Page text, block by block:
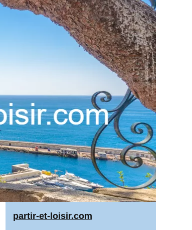
partir-et-loisir.com